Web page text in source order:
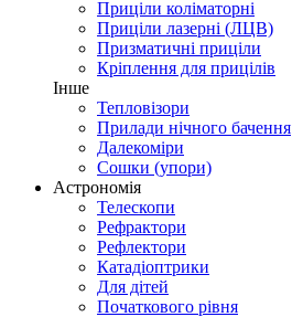
Приціли коліматорні
Приціли лазерні (ЛЦВ)
Призматичні приціли
Кріплення для прицілів
Інше
Тепловізори
Прилади нічного бачення
Далекоміри
Сошки (упори)
Астрономія
Телескопи
Рефрактори
Рефлектори
Катадіоптрики
Для дітей
Початкового рівня